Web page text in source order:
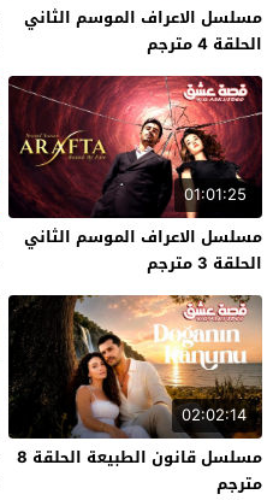
مسلسل الاعراف الموسم الثاني
الحلقة 4 مترجم
01:01:25
مسلسل الاعراف الموسم الثاني
الحلقة 3 مترجم
02:02:14
مسلسل قانون الطبيعة الحلقة 8
مترجم